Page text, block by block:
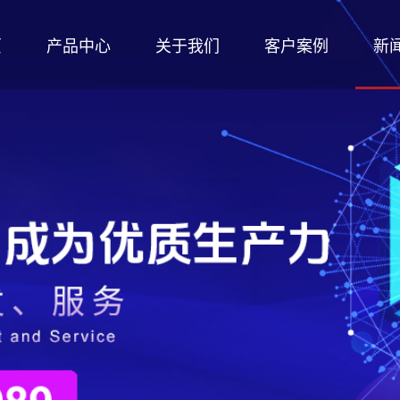
产品中心 关于我们 客户案例 新